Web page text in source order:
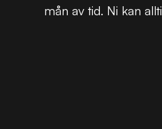
mån av tid. Ni kan